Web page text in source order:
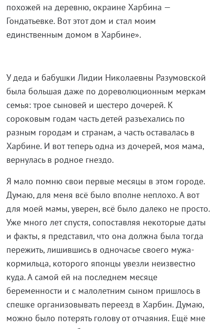
похожей на деревню, окраине Харбина —
Гондатьевке. Вот этот дом и стал моим
единственным домом в Харбине».
У деда и бабушки Лидии Николаевны Разумовской
была большая даже по дореволюционным меркам
семья: трое сыновей и шестеро дочерей. К
сороковым годам часть детей разъехались по
разным городам и странам, а часть оставалась в
Харбине. И вот теперь одна из дочерей, моя мама,
вернулась в родное гнездо.
Я мало помню свои первые месяцы в этом городе.
Думаю, для меня всё было вполне неплохо. А вот
для моей мамы, уверен, всё было далеко не просто.
Уже много лет спустя, сопоставляя некоторые даты
и факты, я представил, что она должна была тогда
пережить, лишившись в одночасье своего мужа-
кормильца, которого японцы увезли неизвестно
куда. А самой ей на последнем месяце
беременности и с малолетним сыном пришлось в
спешке организовывать переезд в Харбин. Думаю,
можно было потерять голову от отчаяния. Ещё мне